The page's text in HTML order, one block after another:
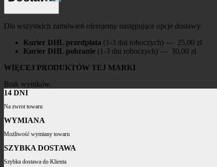
Dla wszystkich zamówień oferujemy następujące opcje dostawy:
Kurier DHL przedpłata (1-3 dni roboczych) — 25,00 zł
Kurier DHL pobranie (1-3 dni roboczych) — 30,00 zł
WIĘCEJ PRODUKTÓW TEJ MARKI
Brak wyników.
14 DNI
Na zwrot towaru
WYMIANA
Możliwość wymiany towaru
SZYBKA DOSTAWA
Szybka dostawa do Klienta